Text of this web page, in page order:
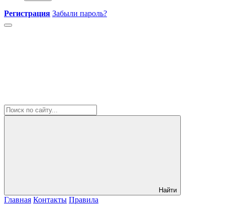
Регистрация Забыли пароль?
Найти
Главная Контакты Правила